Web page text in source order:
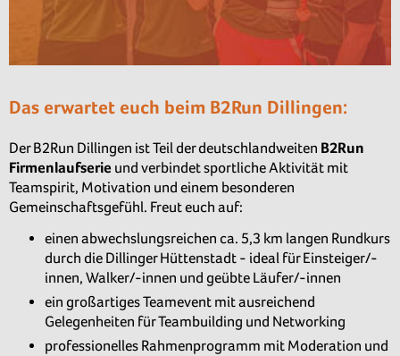
Das erwartet euch beim B2Run Dillingen:
Der B2Run Dillingen ist Teil der deutschlandweiten B2Run
Firmenlaufserie und verbindet sportliche Aktivität mit
Teamspirit, Motivation und einem besonderen
Gemeinschaftsgefühl. Freut euch auf:
einen abwechslungsreichen ca. 5,3 km langen Rundkurs
durch die Dillinger Hüttenstadt - ideal für Einsteiger/-
innen, Walker/-innen und geübte Läufer/-innen
ein großartiges Teamevent mit ausreichend
Gelegenheiten für Teambuilding und Networking
professionelles Rahmenprogramm mit Moderation und